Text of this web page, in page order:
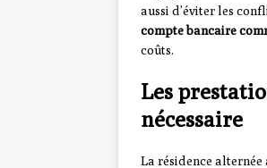
aussi d’éviter les
compte bancaire
coûts.
Les
nécessaire
La résidence alternée